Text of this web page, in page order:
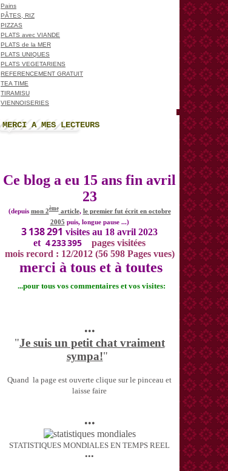
Pains
PÂTES, RIZ
PIZZAS
PLATS avec VIANDE
PLATS de la MER
PLATS UNIQUES
PLATS VEGETARIENS
REFERENCEMENT GRATUIT
TEA TIME
TIRAMISU
VIENNOISERIES
MERCI A MES LECTEURS
Ce blog a eu 15 ans fin avril
23
(depuis mon 2èmearticle, le premier fut écrit en octobre
2005 puis, longue pause ...)
3 138 291 visites au 18 avril 2023
et 4 233 395
pages visitées
mois record : 12/2012 (56 598 Pages vues)
merci à tous et à toutes
...pour tous vos commentaires et vos visites:
•••
"Je suis un petit chat vraiment
sympa!"
Quand la page est ouverte clique sur le pinceau et
laisse faire
•••
STATISTIQUES MONDIALES EN TEMPS REEL
•••